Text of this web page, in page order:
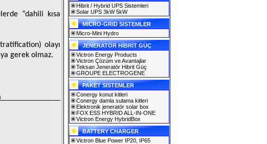
“dahili kısa
olayı
gerek olmaz.
Hibrit / Hybrid UPS Sistemleri
Solar UPS 3kW 5kW
MICRO-GRID SISTEMLER
Micro-Mini Hydro
JENERATÖR HİBRİT GÜÇ
Victron Energy Products
Victron Çözüm ve Avantajlar
Teksan Jeneratör Hibrit Güç
GROUPE ELECTROGENE
PAKET SISTEMLER
Conergy konut kitleri
Conergy damla sulama kitleri
Elektronik jeneratör solar box
FOX ESS HYBRID ALL-IN-ONE
Victron Energy HybridBox
BATTERY CHARGER
Victron Blue Power IP20, IP65